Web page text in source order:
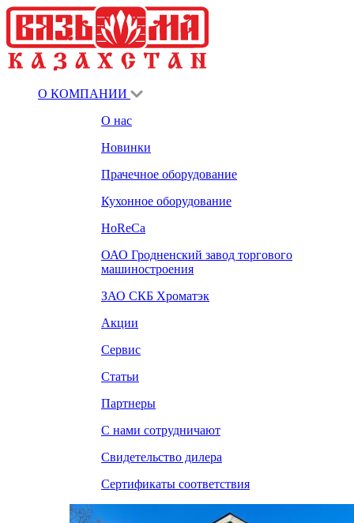
О КОМПАНИИ
О нас
Новинки
Прачечное оборудование
Кухонное оборудование
HoReCa
ОАО Гродненский завод торгового
машиностроения
ЗАО СКБ Хроматэк
Акции
Сервис
Статьи
Партнеры
С нами сотрудничают
Свидетельство дилера
Сертификаты соответствия